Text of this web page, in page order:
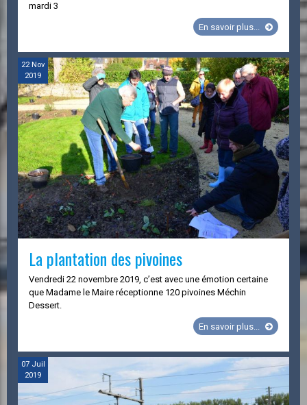
mardi 3
En savoir plus...
La
Mission
Val
de
Loire
à
22Nov
2019
La plantation des pivoines
Vendredi 22 novembre 2019, c’est avec une émotion certaine
que Madame le Maire réceptionne 120 pivoines Méchin
Dessert.
En savoir plus...
La
plantation
des
pivoines
07Juil
2019